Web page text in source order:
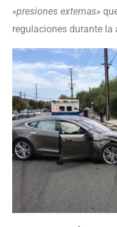
«presiones externas»
regulaciones durante